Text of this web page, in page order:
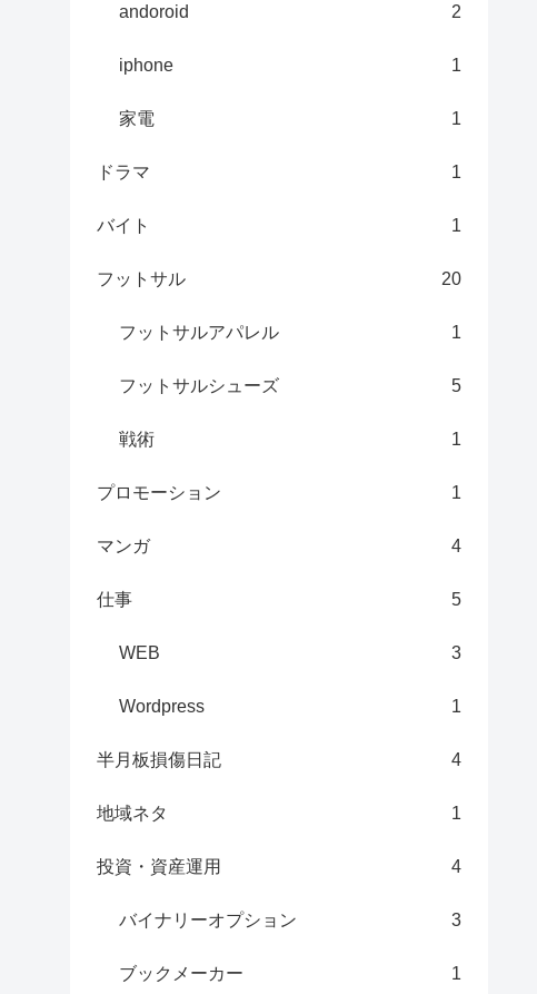
andoroid 2
iphone 1
家電 1
ドラマ 1
バイト 1
フットサル 20
フットサルアパレル 1
フットサルシューズ 5
戦術 1
プロモーション 1
マンガ 4
仕事 5
WEB 3
Wordpress 1
半月板損傷日記 4
地域ネタ 1
投資・資産運用 4
バイナリーオプション 3
ブックメーカー 1